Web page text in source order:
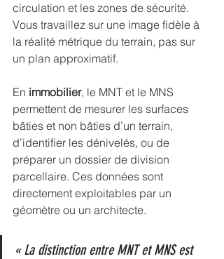
circulation et les zones de sécurité.
Vous travaillez sur une image fidèle à
la réalité métrique du terrain, pas sur
un plan approximatif.
En immobilier, le MNT et le MNS
permettent de mesurer les surfaces
bâties et non bâties d’un terrain,
d’identifier les dénivelés, ou de
préparer un dossier de division
parcellaire. Ces données sont
directement exploitables par un
géomètre ou un architecte.
« La distinction entre MNT et MNS est